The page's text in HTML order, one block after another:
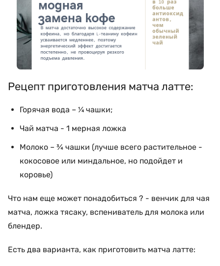
Рецепт приготовления матча латте:
Горячая вода – ¼ чашки;
Чай матча - 1 мерная ложка
Молоко – ¾ чашки (лучше всего растительное -
кокосовое или миндальное, но подойдет и
коровье)
Что нам еще может понадобиться ? - венчик для чая
матча, ложка тясаку, вспениватель для молока или
блендер.
Есть два варианта, как приготовить матча латте: